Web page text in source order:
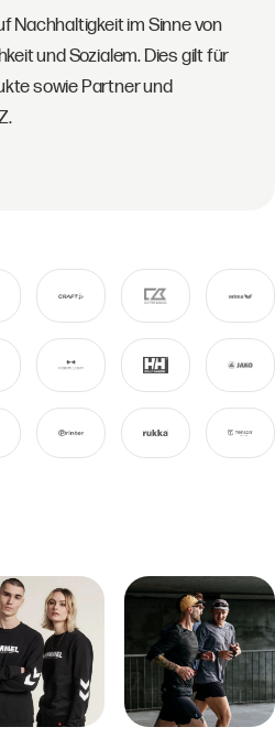
Nachhaltigkeit im Sinne von
und Sozialem. Dies gilt für
sowie Partner und